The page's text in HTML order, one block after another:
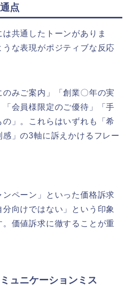
点
共通したトーンがありま
な表現がポジティブな反応
のみご案内」「創業〇年の実
会員様限定のご優待」「手
」。これらはいずれも「希
」の3軸に訴えかけるフレー
ンペーン」といった価格訴求
向けではない」という印象
価値訴求に徹することが重
ュニケーションミス